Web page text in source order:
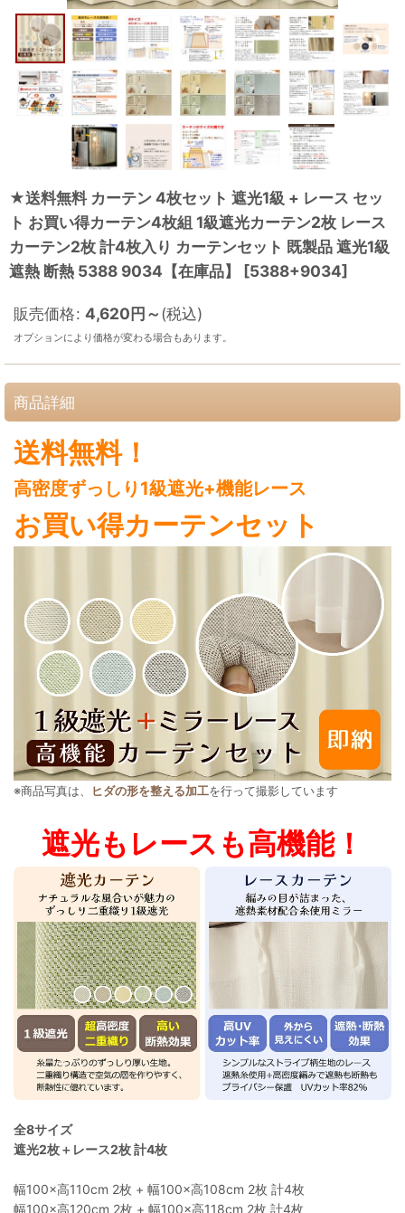
★送料無料 カーテン 4枚セット 遮光1級 + レース セッ
ト お買い得カーテン4枚組 1級遮光カーテン2枚 レース
カーテン2枚 計4枚入り カーテンセット 既製品 遮光1級
遮熱 断熱 5388 9034【在庫品】
[5388+9034]
販売価格: 4,620円～(税込)
オプションにより価格が変わる場合もあります。
商品詳細
送料無料！
高密度ずっしり1級遮光+機能レース
お買い得カーテンセット
※商品写真は、 ヒダの形を整える加工を行って撮影しています
遮光もレースも高機能！
全8サイズ
遮光2枚＋レース2枚 計4枚
幅100×高110cm 2枚 + 幅100×高108cm 2枚 計4枚
幅100×高120cm 2枚 + 幅100×高118cm 2枚 計4枚